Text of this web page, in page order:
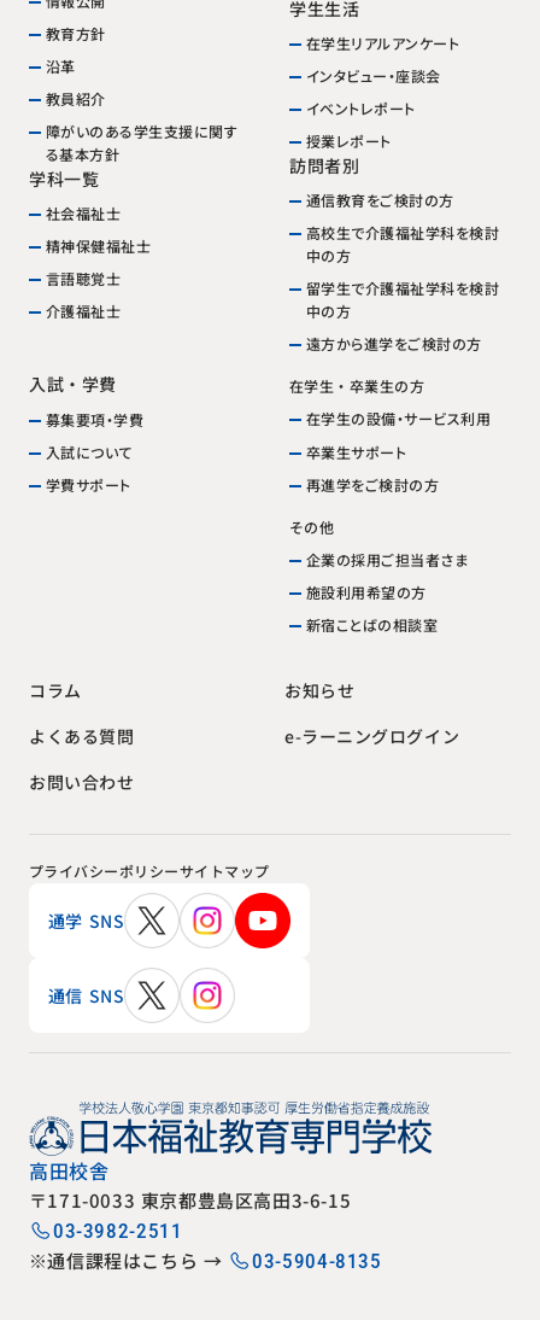
教育方針
沿革
教員紹介
障がいのある学生支援に関す
る基本方針
学科一覧
社会福祉士
精神保健福祉士
言語聴覚士
介護福祉士
入試・学費
募集要項・学費
入試について
学費サポート
学生生活
在学生リアルアンケート
インタビュー・座談会
イベントレポート
授業レポート
訪問者別
通信教育をご検討の方
高校生で介護福祉学科を検討
中の方
留学生で介護福祉学科を検討
中の方
遠方から進学をご検討の方
在学生・卒業生の方
在学生の設備・サービス利用
卒業生サポート
再進学をご検討の方
その他
企業の採用ご担当者さま
施設利用希望の方
新宿ことばの相談室
コラム お知らせ
よくある質問 e-ラーニングログイン
お問い合わせ
プライバシーポリシーサイトマップ
通学 SNS
通信 SNS
高田校舎
〒171-0033 東京都豊島区高田3-6-15
03-3982-2511
※通信課程はこちら → 03-5904-8135